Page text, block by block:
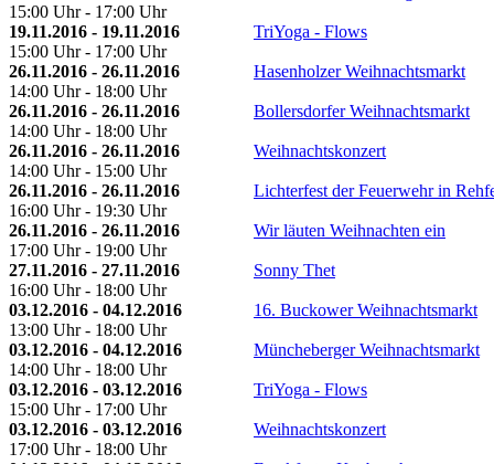
15:00 Uhr - 17:00 Uhr
19.11.2016 - 19.11.2016
15:00 Uhr - 17:00 Uhr
TriYoga - Flows
26.11.2016 - 26.11.2016
14:00 Uhr - 18:00 Uhr
Hasenholzer Weihnachtsmarkt
26.11.2016 - 26.11.2016
14:00 Uhr - 18:00 Uhr
Bollersdorfer Weihnachtsmarkt
26.11.2016 - 26.11.2016
14:00 Uhr - 15:00 Uhr
Weihnachtskonzert
26.11.2016 - 26.11.2016
16:00 Uhr - 19:30 Uhr
Lichterfest der Feuerwehr in
26.11.2016 - 26.11.2016
17:00 Uhr - 19:00 Uhr
Wir läuten Weihnachten ein
27.11.2016 - 27.11.2016
16:00 Uhr - 18:00 Uhr
Sonny Thet
03.12.2016 - 04.12.2016
13:00 Uhr - 18:00 Uhr
16. Buckower Weihnachtsmarkt
03.12.2016 - 04.12.2016
14:00 Uhr - 18:00 Uhr
Müncheberger Weihnachtsmarkt
03.12.2016 - 03.12.2016
15:00 Uhr - 17:00 Uhr
TriYoga - Flows
03.12.2016 - 03.12.2016
17:00 Uhr - 18:00 Uhr
Weihnachtskonzert